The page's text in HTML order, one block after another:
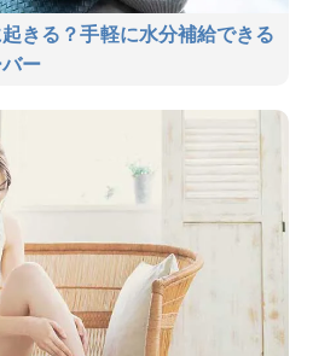
起きる？手軽に水分補給できる
ー